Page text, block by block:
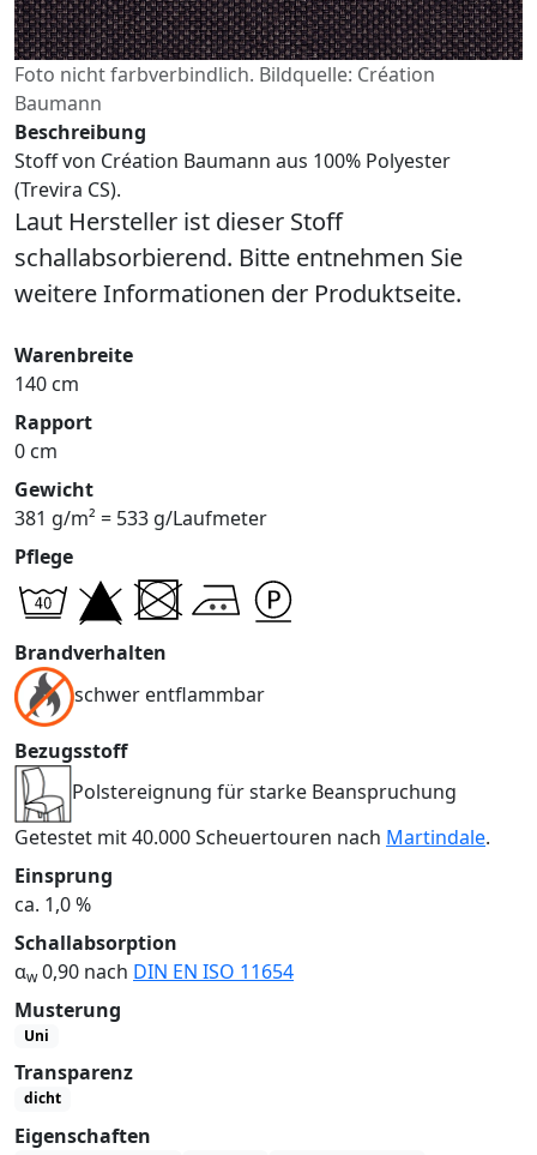
Foto nicht farbverbindlich. Bildquelle: Création
Baumann
Beschreibung
Stoff von Création Baumann aus 100% Polyester
(Trevira CS).
Laut Hersteller ist dieser Stoff
schallabsorbierend. Bitte entnehmen Sie
weitere Informationen der Produktseite.
Warenbreite
140 cm
Rapport
0 cm
Gewicht
381 g/m² = 533 g/Laufmeter
Pflege
Brandverhalten
schwer entflammbar
Bezugsstoff
Polstereignung für starke Beanspruchung
Getestet mit 40.000 Scheuertouren nach Martindale.
Einsprung
ca. 1,0 %
Schallabsorption
αw0,90 nach DIN EN ISO 11654
Musterung
Uni
Transparenz
dicht
Eigenschaften